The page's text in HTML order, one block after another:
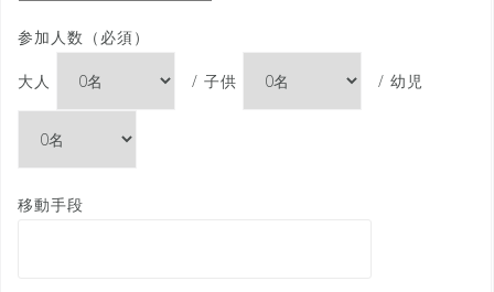
参加人数（必須）
大人 / 子供 / 幼児
移動手段